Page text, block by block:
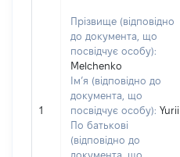
1
Прізвище (відповідно
до документа, що
посвідчує особу):
Melchenko
Ім’я (відповідно до
документа, що
посвідчує особу): Yurii
По батькові
(відповідно до
документа, що